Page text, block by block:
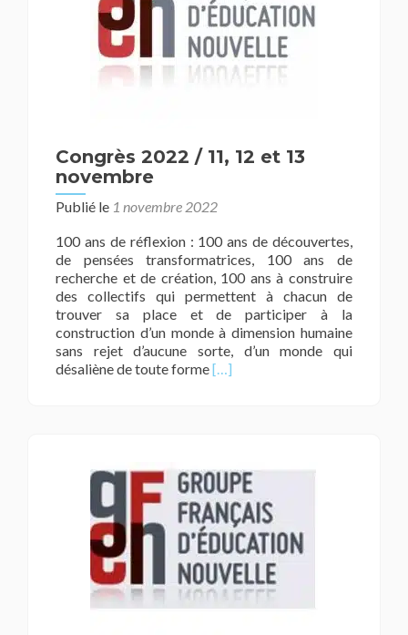
Congrès 2022 / 11, 12 et 13
novembre
Publié le 1 novembre 2022
100 ans de réflexion : 100 ans de découvertes,
de pensées transformatrices, 100 ans de
recherche et de création, 100 ans à construire
des collectifs qui permettent à chacun de
trouver sa place et de participer à la
construction d’un monde à dimension humaine
sans rejet d’aucune sorte, d’un monde qui
désaliène de toute formeEn
11,
12
et
13
novembre
[…]